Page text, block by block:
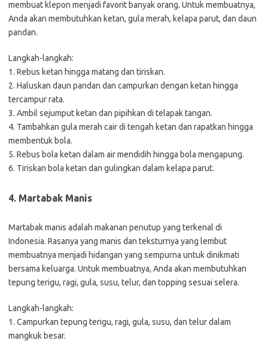
membuat klepon menjadi favorit banyak orang. Untuk membuatnya,
Anda akan membutuhkan ketan, gula merah, kelapa parut, dan daun
pandan.
Langkah-langkah:
1. Rebus ketan hingga matang dan tiriskan.
2. Haluskan daun pandan dan campurkan dengan ketan hingga
tercampur rata.
3. Ambil sejumput ketan dan pipihkan di telapak tangan.
4. Tambahkan gula merah cair di tengah ketan dan rapatkan hingga
membentuk bola.
5. Rebus bola ketan dalam air mendidih hingga bola mengapung.
6. Tiriskan bola ketan dan gulingkan dalam kelapa parut.
4. Martabak Manis
Martabak manis adalah makanan penutup yang terkenal di
Indonesia. Rasanya yang manis dan teksturnya yang lembut
membuatnya menjadi hidangan yang sempurna untuk dinikmati
bersama keluarga. Untuk membuatnya, Anda akan membutuhkan
tepung terigu, ragi, gula, susu, telur, dan topping sesuai selera.
Langkah-langkah:
1. Campurkan tepung terigu, ragi, gula, susu, dan telur dalam
mangkuk besar.